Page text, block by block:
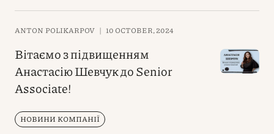
ANTON POLIKARPOV | 10 OCTOBER, 2024
Вітаємо з підвищенням
Анастасію Шевчук до Senior
Associate!
НОВИНИ КОМПАНІЇ